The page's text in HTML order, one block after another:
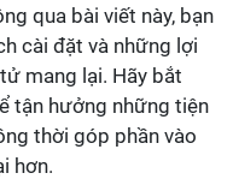
qua bài viết này, bạn
cài đặt và những lợi
mang lại. Hãy bắt
tận hưởng những tiện
thời góp phần vào
hơn.